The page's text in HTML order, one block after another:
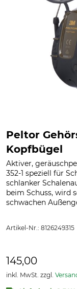
Peltor
Kopfbügel
Aktiver,
352-1 speziell für
schlanker
beim Schuss, wird
schwachen
Artikel-Nr.: 8126249315
145,00
inkl. MwSt. zzgl.